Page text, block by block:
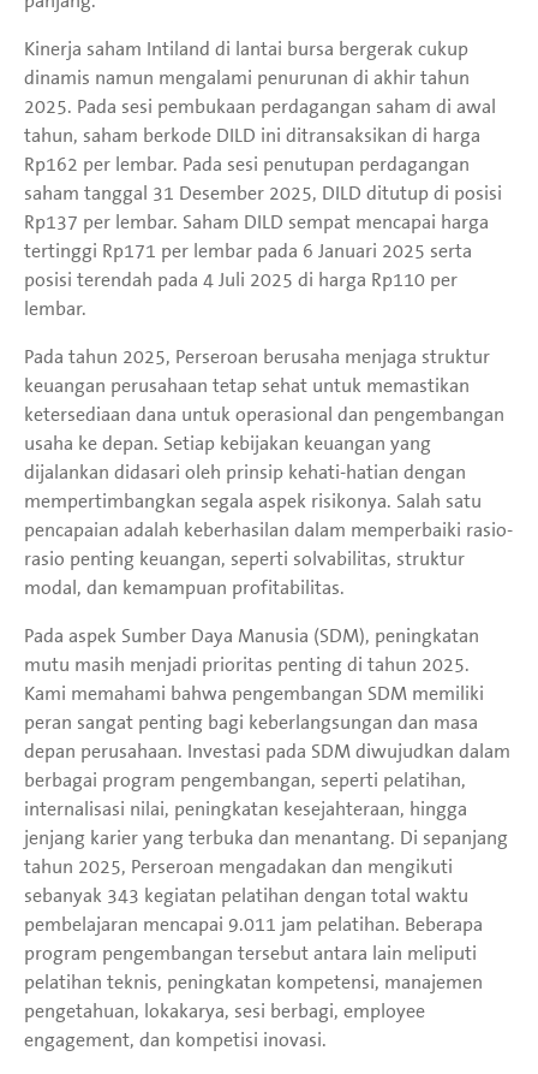
Kinerja saham Intiland di lantai bursa bergerak cukup
dinamis namun mengalami penurunan di akhir tahun
2025. Pada sesi pembukaan perdagangan saham di awal
tahun, saham berkode DILD ini ditransaksikan di harga
Rp162 per lembar. Pada sesi penutupan perdagangan
saham tanggal 31 Desember 2025, DILD ditutup di posisi
Rp137 per lembar. Saham DILD sempat mencapai harga
tertinggi Rp171 per lembar pada 6 Januari 2025 serta
posisi terendah pada 4 Juli 2025 di harga Rp110 per
lembar.
Pada tahun 2025, Perseroan berusaha menjaga struktur
keuangan perusahaan tetap sehat untuk memastikan
ketersediaan dana untuk operasional dan pengembangan
usaha ke depan. Setiap kebijakan keuangan yang
dijalankan didasari oleh prinsip kehati-hatian dengan
mempertimbangkan segala aspek risikonya. Salah satu
pencapaian adalah keberhasilan dalam memperbaiki rasio-
rasio penting keuangan, seperti solvabilitas, struktur
modal, dan kemampuan profitabilitas.
Pada aspek Sumber Daya Manusia (SDM), peningkatan
mutu masih menjadi prioritas penting di tahun 2025.
Kami memahami bahwa pengembangan SDM memiliki
peran sangat penting bagi keberlangsungan dan masa
depan perusahaan. Investasi pada SDM diwujudkan dalam
berbagai program pengembangan, seperti pelatihan,
internalisasi nilai, peningkatan kesejahteraan, hingga
jenjang karier yang terbuka dan menantang. Di sepanjang
tahun 2025, Perseroan mengadakan dan mengikuti
sebanyak 343 kegiatan pelatihan dengan total waktu
pembelajaran mencapai 9.011 jam pelatihan. Beberapa
program pengembangan tersebut antara lain meliputi
pelatihan teknis, peningkatan kompetensi, manajemen
pengetahuan, lokakarya, sesi berbagi, employee
engagement, dan kompetisi inovasi.